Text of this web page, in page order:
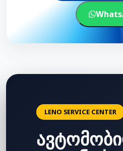
LENO SERVICE CENTER